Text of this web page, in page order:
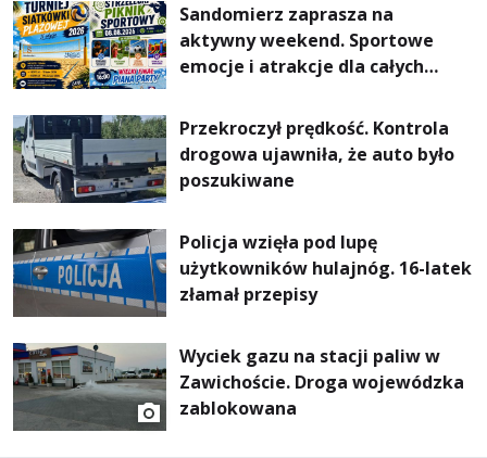
Sandomierz zaprasza na
aktywny weekend. Sportowe
emocje i atrakcje dla całych
Przekroczył prędkość. Kontrola
drogowa ujawniła, że auto było
poszukiwane
Policja wzięła pod lupę
użytkowników hulajnóg. 16-latek
złamał przepisy
Wyciek gazu na stacji paliw w
Zawichoście. Droga wojewódzka
zablokowana